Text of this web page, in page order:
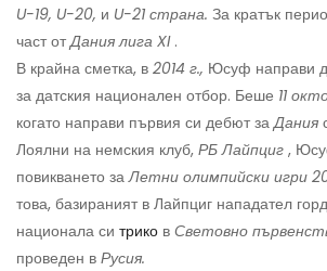
U-19, U-20, и U-21 страна. За кратък
част отДания лига XI.
В крайна сметка, в 2014 г., Юсуф направи
за датския национален отбор. Беше 11
когато направи първия си дебют заДания
Лоялни на немския клуб, РБ Лайпциг ,
повикването заЛетни олимпийски игри
това, базираният в Лайпциг нападател
национала си трико в Световно
проведен в Русия.